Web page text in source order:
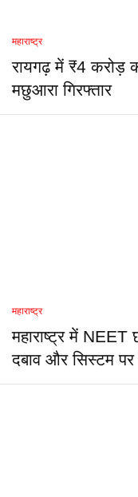
महाराष्ट्र
रायगढ़ में ₹4 करोड़
मछुआरा गिरफ्तार
महाराष्ट्र
महाराष्ट्र में NEET
दबाव और सिस्टम पर